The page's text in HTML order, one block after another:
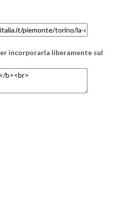
incorporarla liberamente sul